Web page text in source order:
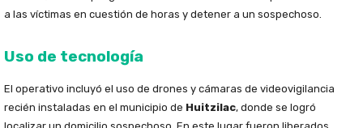
a las víctimas en cuestión de horas y detener a un sospechoso.
Uso de tecnología
El operativo incluyó el uso de drones y cámaras de videovigilancia
recién instaladas en el municipio de Huitzilac, donde se logró